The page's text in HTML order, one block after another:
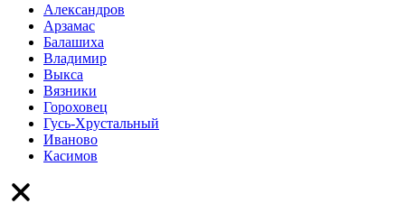
Александров
Арзамас
Балашиха
Владимир
Выкса
Вязники
Гороховец
Гусь-Хрустальный
Иваново
Касимов